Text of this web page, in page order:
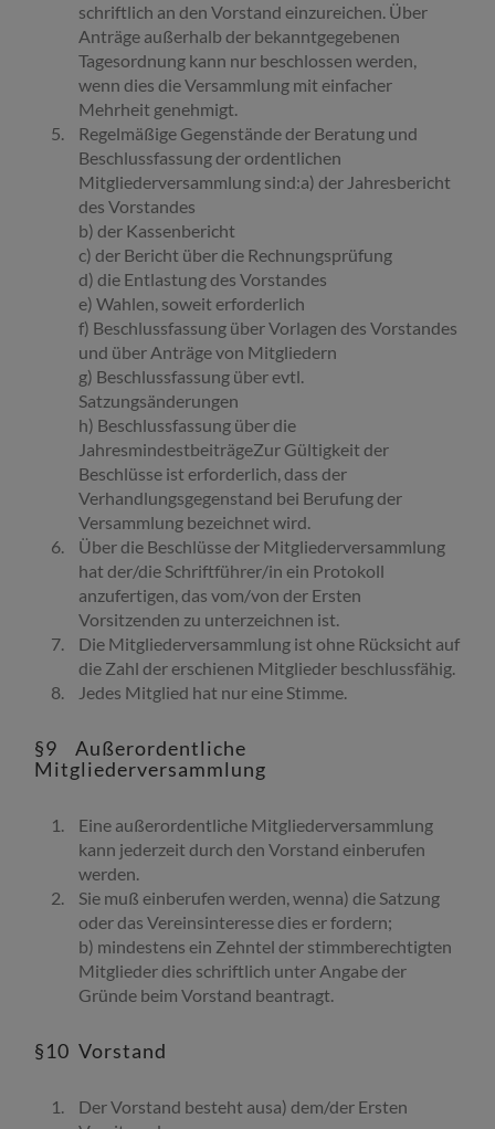
schriftlich an den Vorstand einzureichen. Über
Anträge außerhalb der bekanntgegebenen
Tagesordnung kann nur beschlossen werden,
wenn dies die Versammlung mit einfacher
Mehrheit genehmigt.
Regelmäßige Gegenstände der Beratung und
Beschlussfassung derordentlichen
Mitgliederversammlung sind:a) der Jahresbericht
des Vorstandes
b) der Kassenbericht
c) der Bericht über die Rechnungsprüfung
d) die Entlastung des Vorstandes
e) Wahlen, soweit erforderlich
f) Beschlussfassung über Vorlagen des Vorstandes
und über Anträge von Mitgliedern
g) Beschlussfassung über evtl.
Satzungsänderungen
h) Beschlussfassung über die
JahresmindestbeiträgeZur Gültigkeit der
Beschlüsse ist erforderlich, dass der
Verhandlungsgegenstand bei Berufung der
Versammlung bezeichnet wird.
Über die Beschlüsse der Mitgliederversammlung
hat der/die Schriftführer/in ein Protokoll
anzufertigen, das vom/von der Ersten
Vorsitzenden zu unterzeichnen ist.
Die Mitgliederversammlung ist ohne Rücksicht auf
die Zahl der erschienen Mitglieder beschlussfähig.
Jedes Mitglied hat nur eine Stimme.
§9 Außerordentliche
Mitgliederversammlung
Eine außerordentliche Mitgliederversammlung
kann jederzeit durch den Vorstand einberufen
werden.
Sie muß einberufen werden, wenna) die Satzung
oder das Vereinsinteresse dies er fordern;
b) mindestens ein Zehntel der stimmberechtigten
Mitglieder dies schriftlich unter Angabe der
Gründe beim Vorstand beantragt.
§10 Vorstand
Der Vorstand besteht ausa)dem/der Ersten